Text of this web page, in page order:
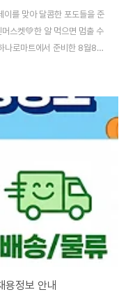
를 맞아 달콤한 포도들을 준
스켓💚한 알 먹으면 멈출 수
나로마트에서 준비한 8월8일
트/세일 정보 하나로마트에
하나로마트에서 준비한 8
다. 놓치지 말고 픽업 하세
정보 안내